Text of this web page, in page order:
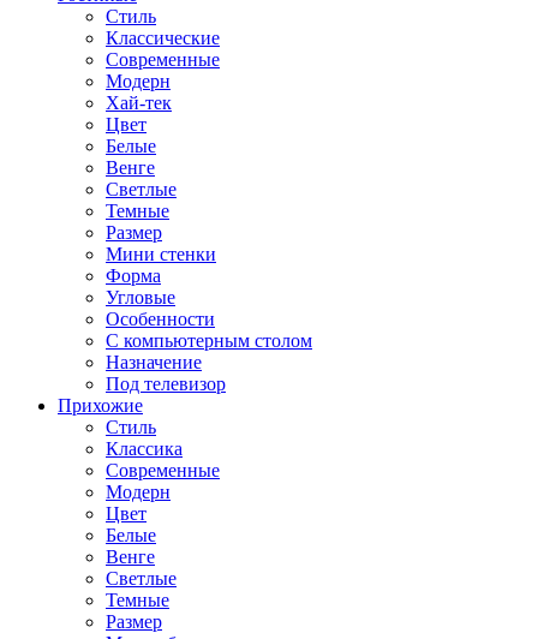
Стиль
Классические
Современные
Модерн
Хай-тек
Цвет
Белые
Венге
Светлые
Темные
Размер
Мини стенки
Форма
Угловые
Особенности
С компьютерным столом
Назначение
Под телевизор
Прихожие
Стиль
Классика
Современные
Модерн
Цвет
Белые
Венге
Светлые
Темные
Размер